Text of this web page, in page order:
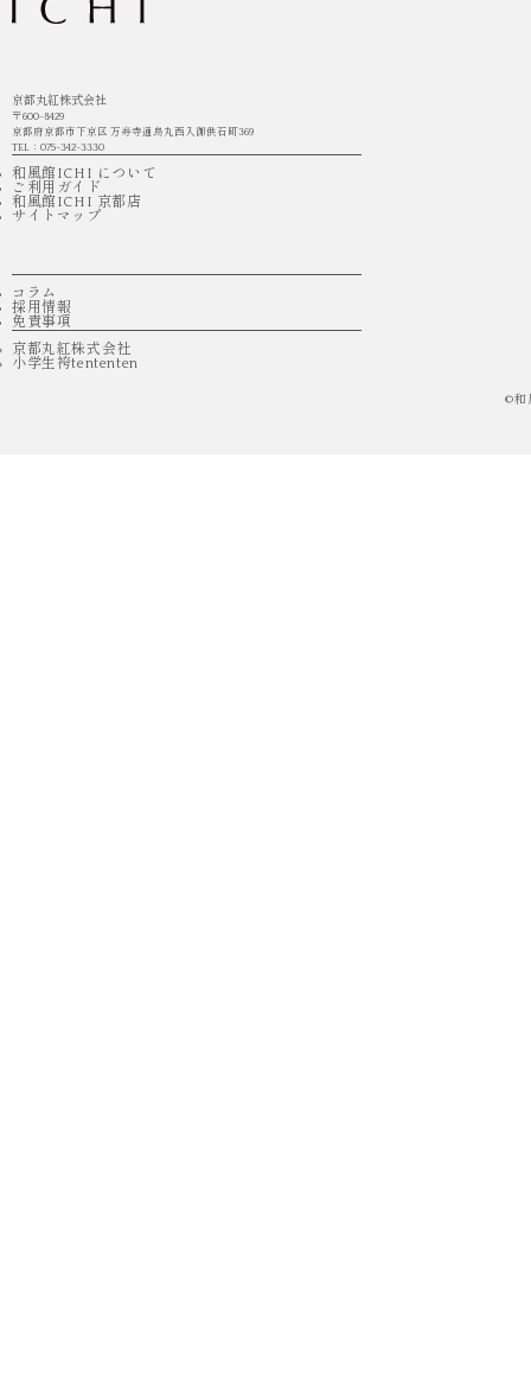
京都丸紅株式会社
〒600-8429
京都府京都市下京区 万寿寺通烏丸西入御供石町369
TEL：075-342-3330
和風館ICHI について
ご利用ガイド
和風館ICHI 京都店
サイトマップ
コラム
採用情報
免責事項
京都丸紅株式会社
小学生袴tententen
©和